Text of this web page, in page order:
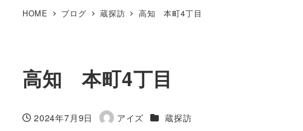
HOME ブログ 蔵探訪 高知 本町4丁目
高知 本町4丁目
投稿日
2024年7月9日
著
アイズ カテゴリー
蔵探訪